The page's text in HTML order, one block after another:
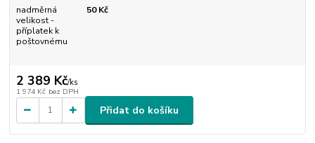
nadměrná
velikost -
příplatek k
poštovnému
50 Kč
2 389 Kč/ks
1 974 Kč bez DPH
Přidat do košíku